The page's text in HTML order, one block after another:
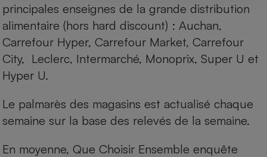
principales enseignes de la grande distribution
alimentaire (hors hard discount) : Auchan,
Carrefour Hyper, Carrefour Market, Carrefour
City, Leclerc, Intermarché, Monoprix, Super U et
Hyper U.
Le palmarès des magasins est actualisé chaque
semaine sur la base des relevés de la semaine.
En moyenne, Que Choisir Ensemble enquête